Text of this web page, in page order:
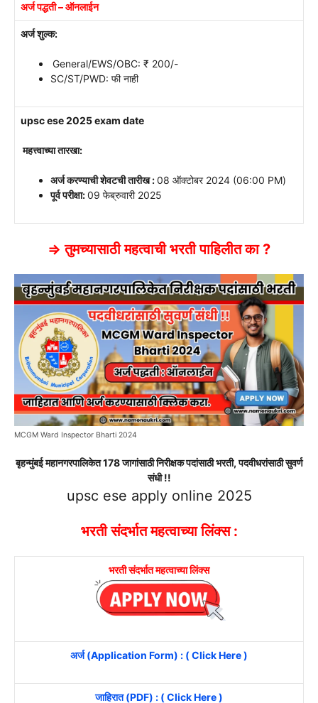
अर्ज पद्धती – ऑनलाईन
अर्ज शुल्क:
General/EWS/OBC: ₹ 200/-
SC/ST/PWD: फी नाही
upsc ese 2025 exam date
महत्त्वाच्या तारखा:
अर्ज करण्याची शेवटची तारीख :08 ऑक्टोबर 2024 (06:00 PM)
पूर्व परीक्षा:09 फेब्रुवारी 2025
⇒ तुमच्यासाठी महत्वाची भरती पाहिलीत का ?
MCGM Ward Inspector Bharti 2024
बृहन्मुंबई महानगरपालिकेत 178 जागांसाठी निरीक्षक पदांसाठी भरती, पदवीधरांसाठी सुवर्ण
संधी !!
upsc ese apply online 2025
भरती संदर्भात महत्वाच्या लिंक्स :
भरती संदर्भात महत्वाच्या लिंक्स
अर्ज (Application Form) : ( Click Here )
जाहिरात (PDF) : ( Click Here )